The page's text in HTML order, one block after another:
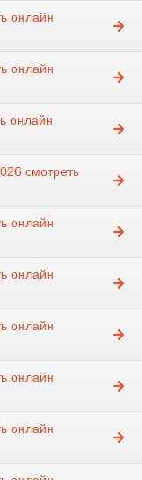
онлайн
онлайн
онлайн
смотреть
онлайн
онлайн
онлайн
онлайн
онлайн